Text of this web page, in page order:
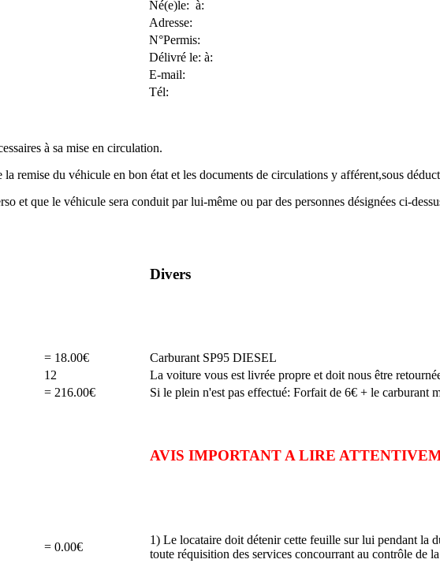
Né(e)le: à:
Adresse:
N°Permis:
Délivré le: à:
E-mail:
Tél:
à sa mise en circulation.
remise du véhicule en bon état et les documents de circulations y afférent,sous
et que le véhicule sera conduit par lui-même ou par des personnes désignées ci-
Divers
= 18.00€
Carburant SP95 DIESEL
12
La voiture vous est livrée propre et doit nous être
= 216.00€ Si le plein n'est pas effectué: Forfait de 6€ + le carburant
AVIS IMPORTANT A LIRE
= 0.00€
1) Le locataire doit détenir cette feuille sur lui pendant la
toute réquisition des services concourrant au contrôle de